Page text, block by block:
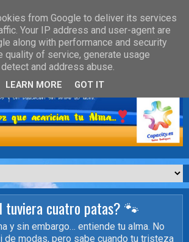
tuviera cuatro patas? 🐾
y sin embargo… entiende tu alma. No
de modas, pero sabe cuando tu tristeza
from Google to deliver its services
Your IP address and user-agent are
along with performance and security
quality of service, generate usage
and address abuse.
LEARN MORE GOT IT